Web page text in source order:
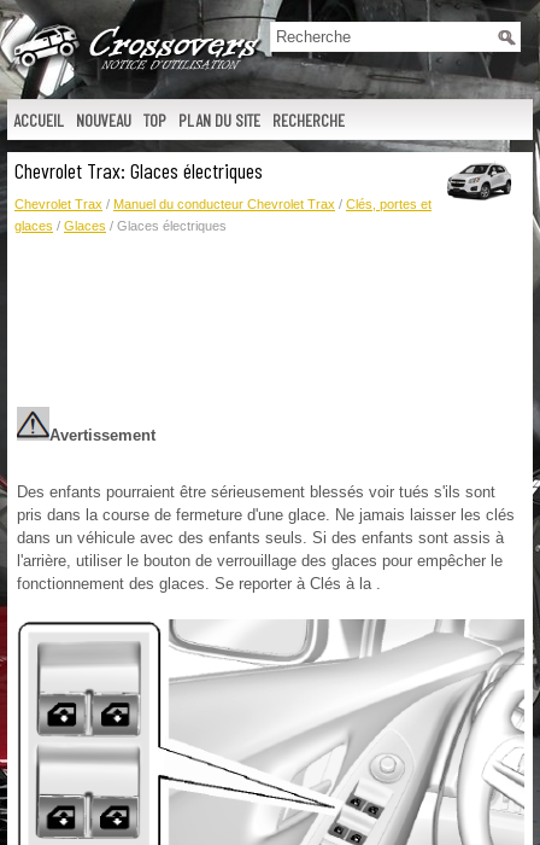
ACCUEIL NOUVEAU TOP PLAN DU SITE RECHERCHE
Chevrolet Trax: Glaces électriques
Chevrolet Trax / Manuel du conducteur Chevrolet Trax / Clés, portes et
glaces / Glaces / Glaces électriques
Avertissement
Des enfants pourraient être sérieusement blessés voir tués s'ils sont
pris dans la course de fermeture d'une glace. Ne jamais laisser les clés
dans un véhicule avec des enfants seuls. Si des enfants sont assis à
l'arrière, utiliser le bouton de verrouillage des glaces pour empêcher le
fonctionnement des glaces. Se reporter à Clés à la .